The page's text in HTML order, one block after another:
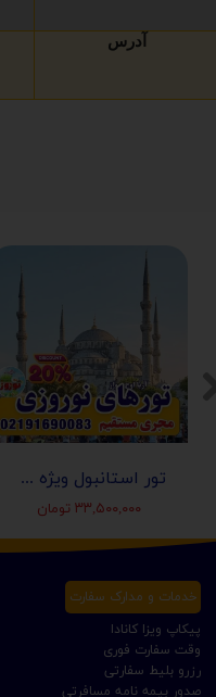
آدرس
تور استانبول ویژه عید نوروز 1405 | مجری مستقیم ✈️
۳۳,۵۰۰,۰۰۰ تومان
رزرو بلیط سفارتی
پیکاپ ویزا کانادا
صدور بیمه نامه مسافرتی
خدمات و مدارک سفارت
وقت سفارت فوری